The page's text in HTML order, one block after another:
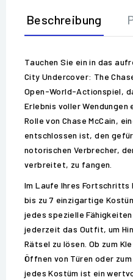
Beschreibung
Tauchen Sie ein in das
City Undercover: The
Open-World-Actionspiel,
Erlebnis voller
Rolle von Chase McCain,
entschlossen ist, den
notorischen Verbrecher,
verbreitet, zu fangen.
Im Laufe Ihres Fortschritts
bis zu 7 einzigartige
jedes spezielle
jederzeit das Outfit, um
Rätsel zu lösen. Ob zum
Öffnen von Türen oder
jedes Kostüm ist ein